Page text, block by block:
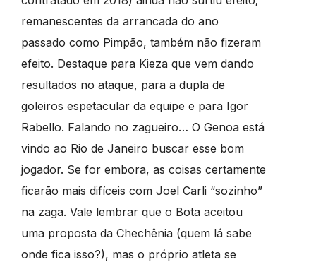
remanescentes da arrancada do ano
passado como Pimpão, também não fizeram
efeito. Destaque para Kieza que vem dando
resultados no ataque, para a dupla de
goleiros espetacular da equipe e para Igor
Rabello. Falando no zagueiro… O Genoa está
vindo ao Rio de Janeiro buscar esse bom
jogador. Se for embora, as coisas certamente
ficarão mais difíceis com Joel Carli “sozinho”
na zaga. Vale lembrar que o Bota aceitou
uma proposta da Chechênia (quem lá sabe
onde fica isso?), mas o próprio atleta se